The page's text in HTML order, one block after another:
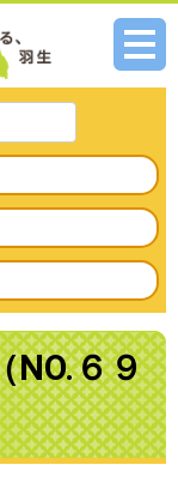
メニ
NO.６９